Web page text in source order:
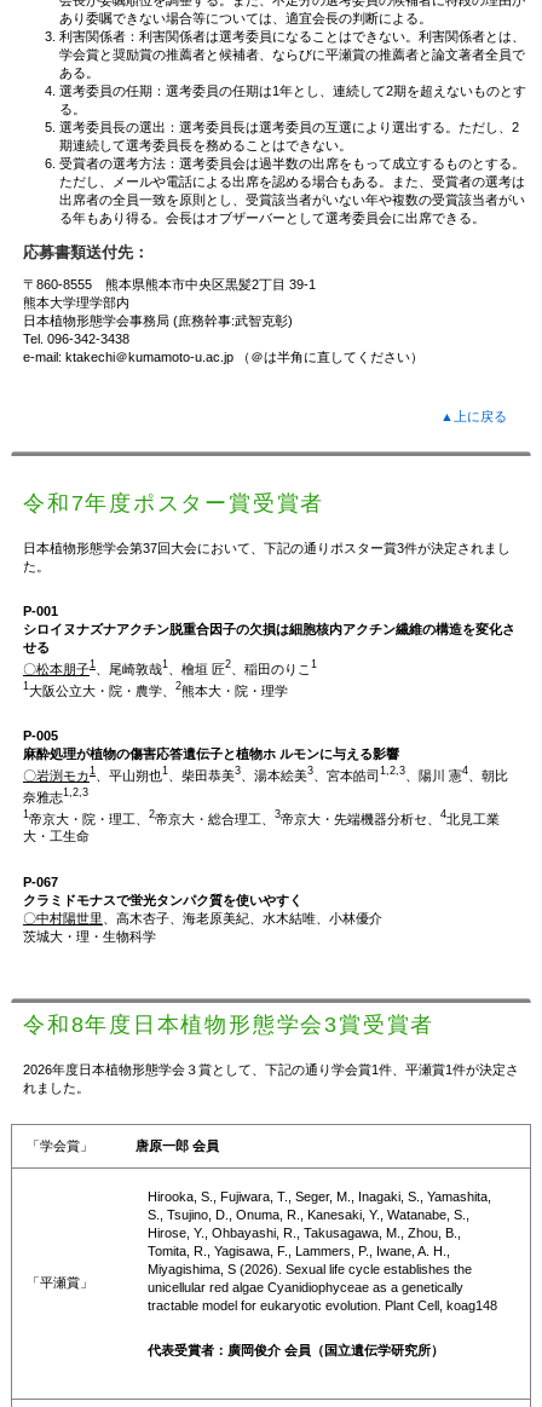
あり委嘱できない場合等については、適宜会⻑の判断による。
利害関係者：利害関係者は選考委員になることはできない。利害関係者とは、
学会賞と奨励賞の推薦者と候補者、ならびに平瀬賞の推薦者と論⽂著者全員で
ある。
選考委員の任期：選考委員の任期は1年とし、連続して2期を超えないものとす
る。
選考委員長の選出：選考委員長は選考委員の互選により選出する。ただし、2
期連続して選考委員長を務めることはできない。
受賞者の選考方法：選考委員会は過半数の出席をもって成立するものとする。
ただし、メールや電話による出席を認める場合もある。また、受賞者の選考は
出席者の全員一致を原則とし、受賞該当者がいない年や複数の受賞該当者がい
る年もあり得る。会⻑はオブザーバーとして選考委員会に出席できる。
応募書類送付先：
〒860-8555 熊本県熊本市中央区黒髪2丁目 39-1
熊本大学理学部内
日本植物形態学会事務局 (庶務幹事:武智克彰)
Tel. 096-342-3438
e-mail: ktakechi＠kumamoto-u.ac.jp （＠は半角に直してください）
▲上に戻る
令和7年度ポスター賞受賞者
日本植物形態学会第37回大会において、下記の通りポスター賞3件が決定されまし
た。
P-001
シロイヌナズナアクチン脱重合因子の欠損は細胞核内アクチン繊維の構造を変化さ
せる
〇松本朋子1、尾崎敦哉1、檜垣 匠2、稲田のりこ 1
1大阪公立大・院・農学、 2熊本大・院・理学
P-005
麻酔処理が植物の傷害応答遺伝子と植物ホ ルモンに与える影響
〇岩渕モカ1、平山朔也1、柴田恭美3、湯本絵美3、宮本皓司 1,2,3、陽川 憲4、朝比
奈雅志1,2,3
1帝京大・院・理工、 2帝京大・総合理工、 3帝京大・先端機器分析セ、 4北見工業
大・工生命
P-067
クラミドモナスで蛍光タンパク質を使いやすく
〇中村陽世里 、高木杏子、海老原美紀、水木結唯、小林優介
茨城大・理・生物科学
令和8年度日本植物形態学会3賞受賞者
2026年度日本植物形態学会３賞として、下記の通り学会賞1件、平瀬賞1件が決定さ
れました。
「学会賞」 唐原一郎 会員
「平瀬賞」
Hirooka, S., Fujiwara, T., Seger, M., Inagaki, S., Yamashita,
S., Tsujino, D., Onuma, R., Kanesaki, Y., Watanabe, S.,
Hirose, Y., Ohbayashi, R., Takusagawa, M., Zhou, B.,
Tomita, R., Yagisawa, F., Lammers, P., Iwane, A. H.,
Miyagishima, S (2026). Sexual life cycle establishes the
unicellular red algae Cyanidiophyceae as a genetically
tractable model for eukaryotic evolution. Plant Cell, koag148
代表受賞者：廣岡俊介 会員（国立遺伝学研究所）